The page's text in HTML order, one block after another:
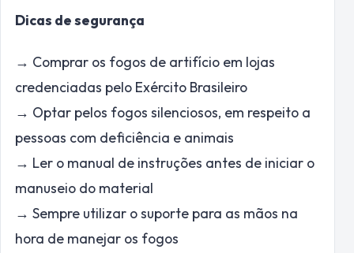
Dicas de segurança
→ Comprar os fogos de artifício em lojas
credenciadas pelo Exército Brasileiro
→ Optar pelos fogos silenciosos, em respeito a
pessoas com deficiência e animais
→ Ler o manual de instruções antes de iniciar o
manuseio do material
→ Sempre utilizar o suporte para as mãos na
hora de manejar os fogos